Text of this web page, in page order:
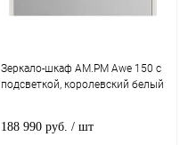
Зеркало-шкаф AM.PM Awe 150 с
подсветкой, королевский белый
188 990 руб. / шт